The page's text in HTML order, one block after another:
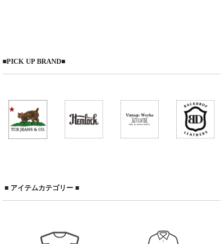
■PICK UP BRAND■
■ アイテムカテゴリー ■